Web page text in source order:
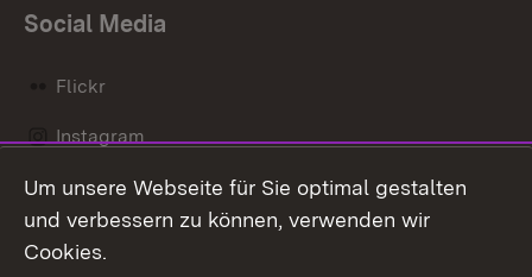
Social Media
Flickr
Instagram
Social Wall
Um unsere Webseite für Sie optimal gestalten
und verbessern zu können, verwenden wir
Cookies.